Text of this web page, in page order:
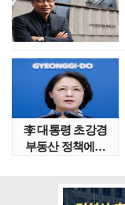
李 대통령 초강경
부동산 정책에…